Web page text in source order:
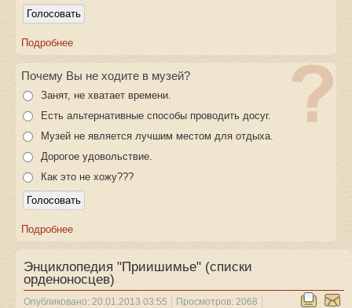
Подробнее
Почему Вы не ходите в музей?
Занят, не хватает времени.
Есть альтернативные способы проводить досуг.
Музей не является лучшим местом для отдыха.
Дорогое удовольствие.
Как это не хожу???
Подробнее
Энциклопедия "Приишимье" (списки
орденоносцев)
Опубликовано: 20.01.2013 03:55 Просмотров: 2068